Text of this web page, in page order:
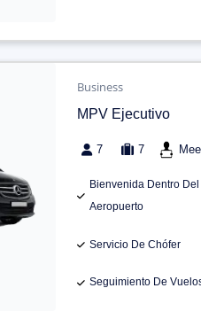
Business
MPV Ejecutivo
7 7
Bienvenida Dentro Del
Aeropuerto
Servicio De Chófer
Seguimiento De